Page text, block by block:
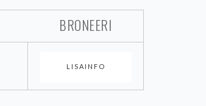
BRONEERI
LISAINFO